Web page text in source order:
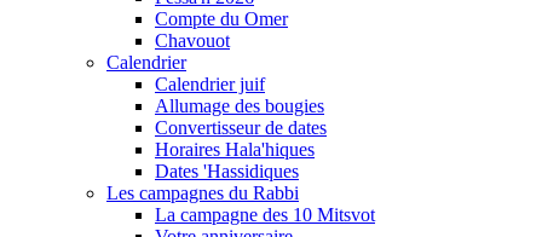
Compte du Omer
Chavouot
Calendrier
Calendrier juif
Allumage des bougies
Convertisseur de dates
Horaires Hala'hiques
Dates 'Hassidiques
Les campagnes du Rabbi
La campagne des 10 Mitsvot